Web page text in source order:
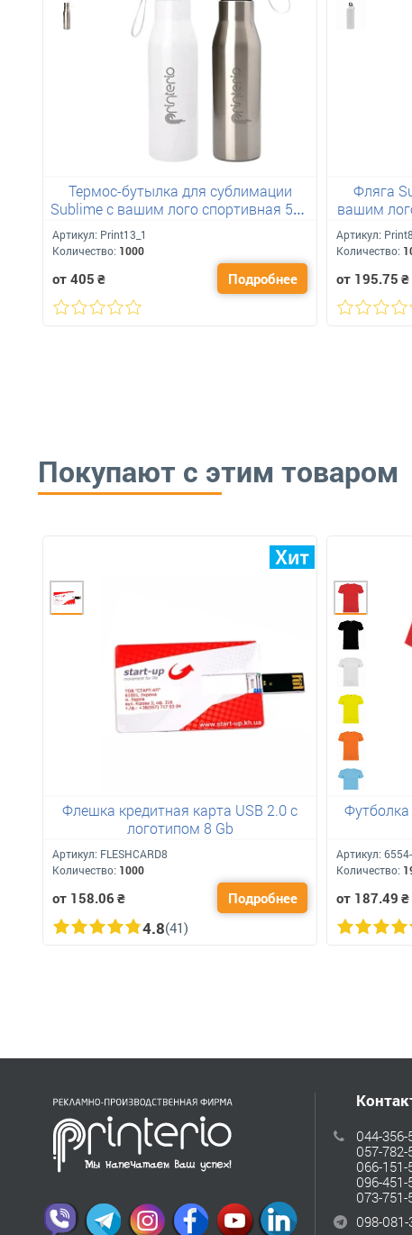
Термос-бутылка для сублимации
Sublime с вашим лого спортивная 500
Артикул: Print13_1
Количество: 1000
от 405 ₴ Подробнее
Фляга
вашим
Артикул:
Количество:
от 195.75 ₴
Покупают с этим товаром
Флешка кредитная карта USB 2.0 с
логотипом 8 Gb
Артикул: FLESHCARD8
Количество: 1000
от 158.06 ₴ Подробнее
4.8(41)
Футболка
Артикул:
Количество:
от 187.49 ₴
044-356-
057-782-
066-151-
096-451-
073-751-
098-081-